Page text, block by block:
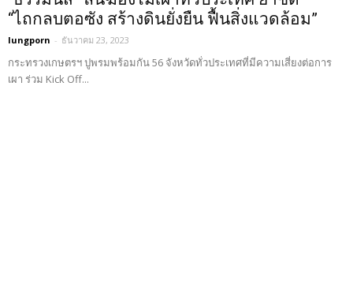
“ไถกลบตอซัง สร้างดินยั่งยืน ฟื้นสิ่งแวดล้อม”
lungporn - ธันวาคม 23, 2023
กระทรวงเกษตรฯ ปูพรมพร้อมกัน 56 จังหวัดทั่วประเทศที่มีความเสี่ยงต่อการ
เผา ร่วม Kick Off...